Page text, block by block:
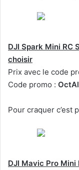
DJI Spark Mini RC
choisir
Prix avec le code
Code promo :
Pour craquer c’est
DJI Mavic Pro Mini